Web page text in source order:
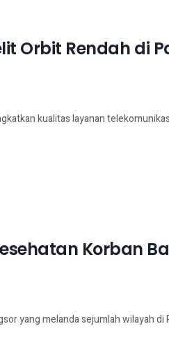
Orbit Rendah di
kualitas layanan
Korban
yang melanda sejumlah wilayah di